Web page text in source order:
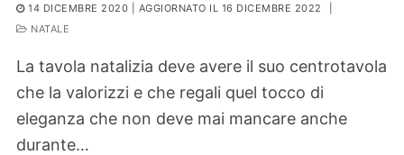
14 DICEMBRE 2020 | AGGIORNATO IL 16 DICEMBRE 2022
NATALE
La tavola natalizia deve avere il suo centrotavola
che la valorizzi e che regali quel tocco di
eleganza che non deve mai mancare anche
durante…